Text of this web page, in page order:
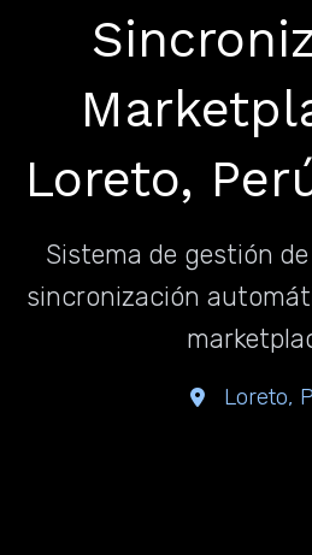
Loreto,
Sistema de gestión
sincronización
Loreto,